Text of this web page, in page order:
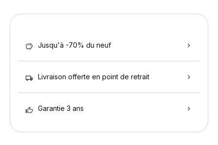
Jusqu'à -70% du neuf
Livraison offerte en point de retrait
Garantie 3 ans